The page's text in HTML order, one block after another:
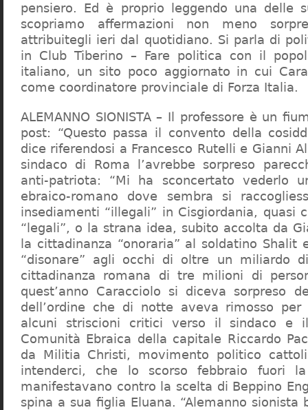
pensiero. Ed è proprio leggendo una delle
scopriamo affermazioni non meno
attribuitegli ieri dal quotidiano. Si parla di
in Club Tiberino – Fare politica con il
italiano, un sito poco aggiornato in cui
come coordinatore provinciale di Forza Italia.
ALEMANNO SIONISTA – Il professore è un
post: “Questo passa il convento della
dice riferendosi a Francesco Rutelli e Gianni
sindaco di Roma l’avrebbe sorpreso
anti-patriota: “Mi ha sconcertato vederlo
ebraico-romano dove sembra si
insediamenti “illegali” in Cisgiordania, quasi
“legali”, o la strana idea, subito accolta da
la cittadinanza “onoraria” al soldatino Shalit
“disonare” agli occhi di oltre un miliardo
cittadinanza romana di tre milioni di
quest’anno Caracciolo si diceva sorpreso
dell’ordine che di notte aveva rimosso
alcuni striscioni critici verso il sindaco e
Comunità Ebraica della capitale Riccardo
da Militia Christi, movimento politico
intenderci, che lo scorso febbraio fuori
manifestavano contro la scelta di Beppino
spina a sua figlia Eluana. “Alemanno sionista